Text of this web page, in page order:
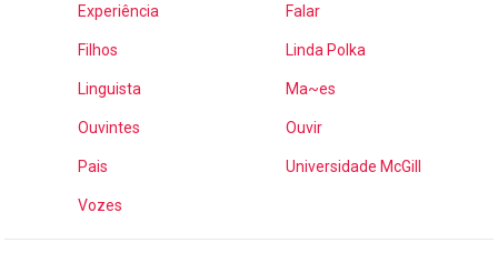
Experiência Falar
Filhos Linda Polka
Linguista Ma~es
Ouvintes Ouvir
Pais Universidade McGill
Vozes